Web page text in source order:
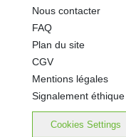
Nous contacter
FAQ
Plan du site
CGV
Mentions légales
Signalement éthique
Cookies Settings